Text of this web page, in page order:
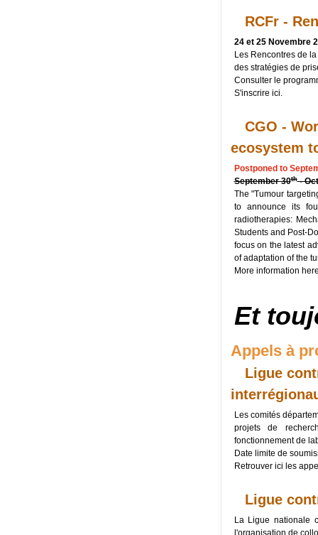
RCFr -
24 et 25 Novembre
Les Rencontres de
des stratégies de
Consulter le
S'inscrire ici.
CGO -
ecosystem
Postponed to
September 30th-
The "Tumour
to announce its
radiotherapies:
Students and Post-
focus on the latest
of adaptation of the
More information
Et
Appels à
Ligue
Les comités
projets de
fonctionnement de
Date limite de
Retrouver ici les
Ligue
La Ligue nationale
l'organisation de